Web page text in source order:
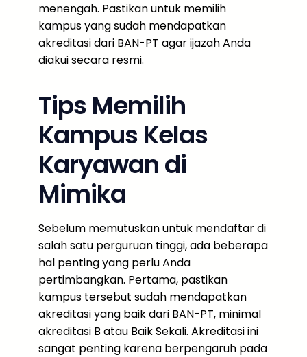
menengah. Pastikan untuk memilih
kampus yang sudah mendapatkan
akreditasi dari BAN-PT agar ijazah Anda
diakui secara resmi.
Tips Memilih
Kampus Kelas
Karyawan di
Mimika
Sebelum memutuskan untuk mendaftar di
salah satu perguruan tinggi, ada beberapa
hal penting yang perlu Anda
pertimbangkan. Pertama, pastikan
kampus tersebut sudah mendapatkan
akreditasi yang baik dari BAN-PT, minimal
akreditasi B atau Baik Sekali. Akreditasi ini
sangat penting karena berpengaruh pada